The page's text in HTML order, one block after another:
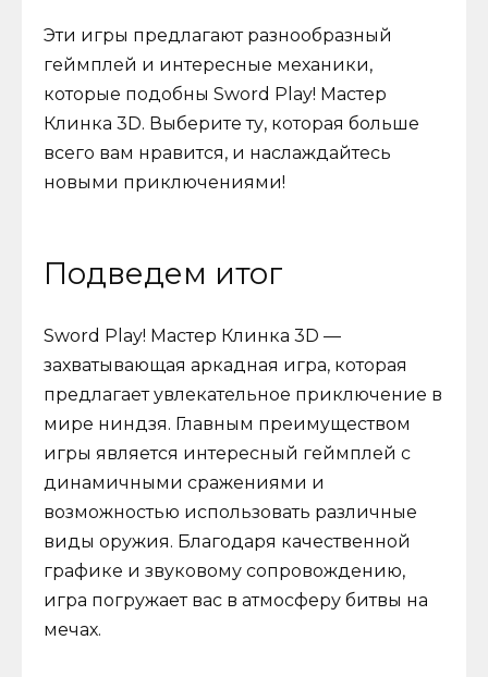
Эти игры предлагают разнообразный
геймплей и интересные механики,
которые подобны Sword Play! Мастер
Клинка 3D. Выберите ту, которая больше
всего вам нравится, и наслаждайтесь
новыми приключениями!
Подведем итог
Sword Play! Мастер Клинка 3D —
захватывающая аркадная игра, которая
предлагает увлекательное приключение в
мире ниндзя. Главным преимуществом
игры является интересный геймплей с
динамичными сражениями и
возможностью использовать различные
виды оружия. Благодаря качественной
графике и звуковому сопровождению,
игра погружает вас в атмосферу битвы на
мечах.